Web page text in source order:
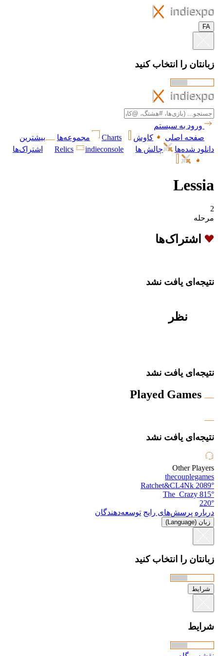
FA
زبانتان را انتخاب کنید
ورود به سیستم
صفحه اصلی
کاوش Charts مجموعه‌ها
بیشترین
دانلود شده‌ها
چالش ها Relics indieconsole اشتراک‌ها
Lessia
2
مرحله
اشتراک‌ها
نتیجه‌ای یافت نشد
نظر
نتیجه‌ای یافت نشد
Played Games
نتیجه‌ای یافت نشد
Other Players
thecouplegames
2089°
Ratchet&CL4Nk
815°
The_Crazy
220°
درباره پرسش‌های رایج توسعه‌دهندگان
زبان (Language)
زبانتان را انتخاب کنید
شرایط
شرایط